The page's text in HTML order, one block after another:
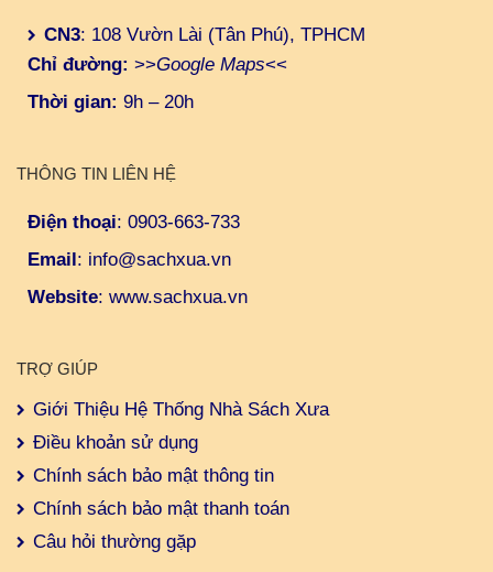
CN3: 108 Vườn Lài (Tân Phú), TPHCM
Chỉ đường: >>Google Maps<<
Thời gian: 9h – 20h
THÔNG TIN LIÊN HỆ
Điện thoại: 0903-663-733
Email: info@sachxua.vn
Website: www.sachxua.vn
TRỢ GIÚP
Giới Thiệu Hệ Thống Nhà Sách Xưa
Điều khoản sử dụng
Chính sách bảo mật thông tin
Chính sách bảo mật thanh toán
Câu hỏi thường gặp